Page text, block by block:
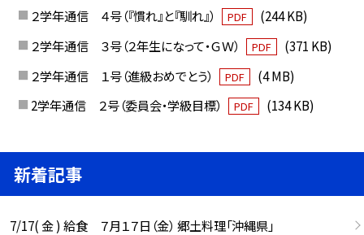
２学年通信 ４号（『慣れ』と『馴れ』）
PDF
(244 KB)
２学年通信 ３号（２年生になって・ＧＷ）
PDF
(371 KB)
２学年通信 １号（進級おめでとう）
PDF
(4 MB)
2学年通信 ２号（委員会・学級目標）
PDF (134 KB)
新着記事
7/17( 金 ) 給食 ７月１７日（金） 郷土料理「沖縄県」